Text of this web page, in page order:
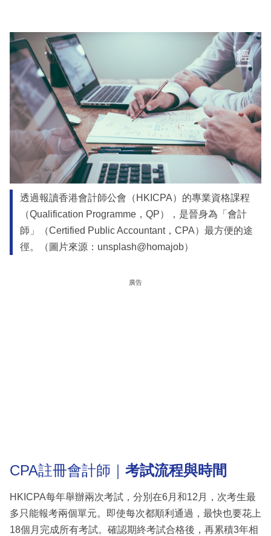
透過報讀香港會計師公會（HKICPA）的專業資格課程
（Qualification Programme，QP），是晉身為「會計
師」（Certified Public Accountant，CPA）最方便的途
徑。（圖片來源：unsplash@homajob）
廣告
CPA註冊會計師｜ 考試流程與時間
HKICPA每年舉辦兩次考試，分別在6月和12月，次考生最
多只能報考兩個單元。即使每次都順利通過，最快也要花上
18個月完成所有考試。確認期終考試合格後，再累積3年相